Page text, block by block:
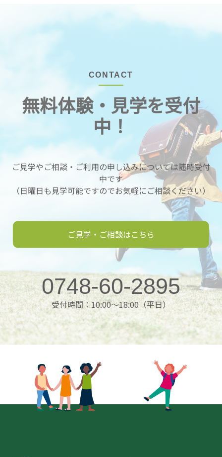
CONTACT
無料体験・見学を受付
中！
ご見学やご相談・ご利用の申し込みについては随時受付
中です
（日曜日も見学可能ですのでお気軽にご相談ください）
ご見学・ご相談はこちら
0748-60-2895